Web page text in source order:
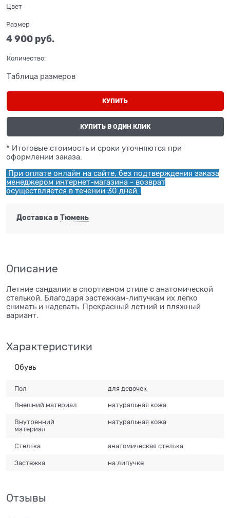
Цвет
Размер
4 900 руб.
Количество:
Таблица размеров
КУПИТЬ
КУПИТЬ В ОДИН КЛИК
* Итоговые стоимость и сроки уточняются при
оформлении заказа.
При оплате онлайн на сайте, без подтверждения заказа
менеджером интернет-магазина - возврат
осуществляется в течении 30 дней.
Доставка в Тюмень
Описание
Летние сандалии в спортивном стиле с анатомической
стелькой. Благодаря застежкам-липучкам их легко
снимать и надевать. Прекрасный летний и пляжный
вариант.
Характеристики
Обувь
Пол для девочек
Внешний материал натуральная кожа
Внутренний
материал
натуральная кожа
Стелька анатомическая стелька
Застежка на липучке
Отзывы